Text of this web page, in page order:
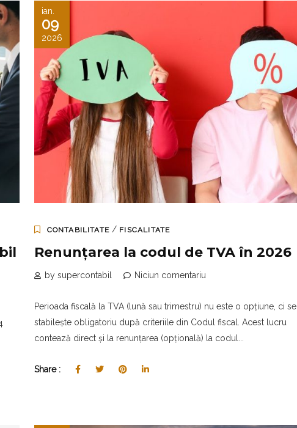
ian.
09
2026
CONTABILITATE / FISCALITATE
Renunțarea la codul de TVA în 2026
by supercontabil Niciun comentariu
Perioada fiscală la TVA (lună sau trimestru) nu este o opțiune, ci se
stabilește obligatoriu după criteriile din Codul fiscal. Acest lucru
contează direct și la renunțarea (opțională) la codul...
Share :